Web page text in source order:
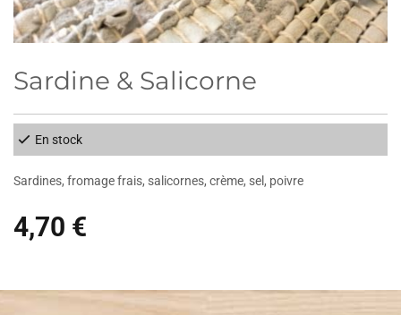
Sardine & Salicorne
En stock
Sardines, fromage frais, salicornes, crème, sel, poivre
4,70 €